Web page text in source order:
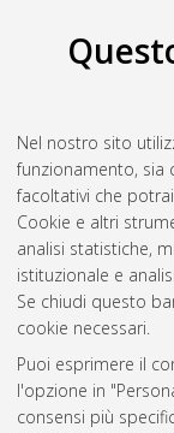
Nel nostro sito
funzionamento, sia
facoltativi che
Cookie e altri
analisi statistiche,
istituzionale e
Se chiudi questo
cookie necessari.
Puoi esprimere il
l'opzione in
consensi più
Seleziona un
2021(1)
Atom
Rss 1.0
Rss 2.0
AMS Laurea